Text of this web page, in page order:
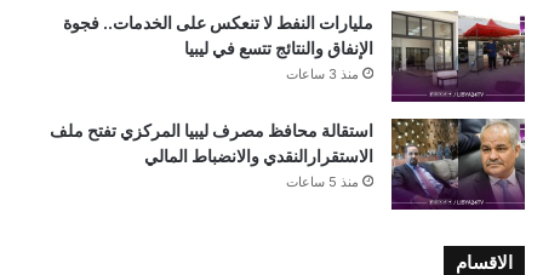
مليارات النفط لا تنعكس على الخدمات.. فجوة
الإنفاق والنتائج تتسع في ليبيا
منذ 3 ساعات
استقالة محافظ مصرف ليبيا المركزي تفتح ملف
الاستقرارالنقدي والانضباط المالي
منذ 5 ساعات
الاقسام